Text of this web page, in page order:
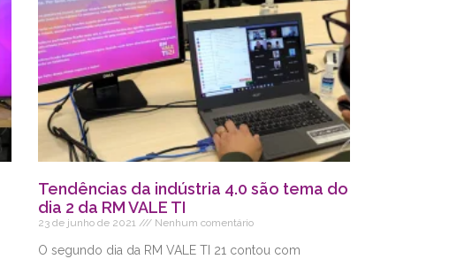
Tendências da indústria 4.0 são tema do
dia 2 da RM VALE TI
23 de junho de 2021 Nenhum comentário
O segundo dia da RM VALE TI 21 contou com